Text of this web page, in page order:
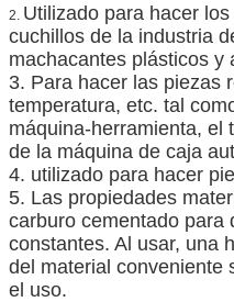
2. Utilizado para hacer
cuchillos de la industria
machacantes plásticos y
3. Para hacer las piezas
temperatura, etc. tal
máquina-herramienta, el
de la máquina de caja
4. utilizado para hacer
5. Las propiedades
carburo cementado para
constantes. Al usar, una
del material conveniente
el uso.